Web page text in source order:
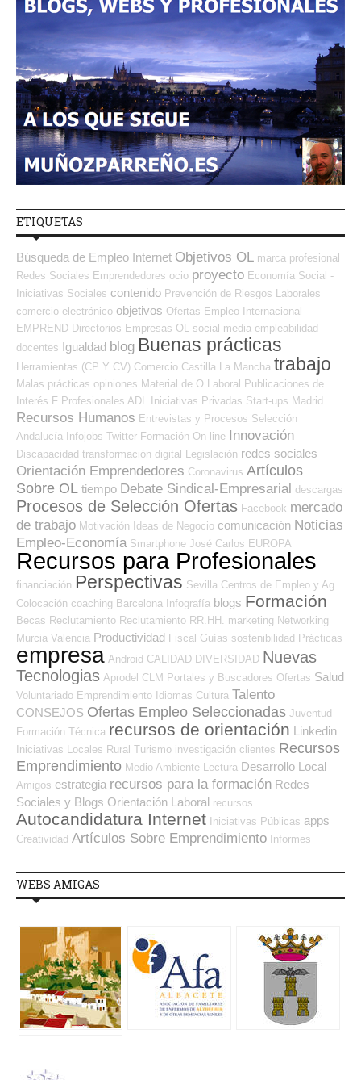
ETIQUETAS
Búsqueda de Empleo Internet Objetivos OL marca profesional
Redes Sociales Emprendedores ocio proyecto Economía Social -
Iniciativas Sociales contenido Prevención de Riesgos Laborales
comercio electrónico objetivos Ofertas Empleo Internacional
EMPREND Directorios Empresas OL social media empleabilidad
docentes Igualdad blog Buenas prácticas
Herramientas (CP Y CV) Comercio Castilla La Mancha trabajo
Malas prácticas opiniones Material de O.Laboral Publicaciones de
Interés F Profesionales ADL Iniciativas Privadas Start-ups Madrid
Recursos Humanos Entrevistas y Procesos Selección
Andalucía Infojobs Twitter Formación On-line Innovación
Discapacidad transformación digital Legislación redes sociales
Orientación Emprendedores Coronavirus Artículos
Sobre OL tiempo Debate Sindical-Empresarial descargas
Procesos de Selección Ofertas Facebook mercado
de trabajo Motivación Ideas de Negocio comunicación Noticias
Empleo-Economía Smartphone José Carlos EUROPA
Recursos para Profesionales
financiación Perspectivas Sevilla Centros de Empleo y Ag.
Colocación coaching Barcelona Infografía blogs Formación
Becas Reclutamiento Reclutamiento RR.HH. marketing Networking
Murcia Valencia Productividad Fiscal Guías sostenibilidad Prácticas
empresa Android CALIDAD DIVERSIDAD Nuevas
Tecnologias Aprodel CLM Portales y Buscadores Ofertas Salud
Voluntariado Emprendimiento Idiomas Cultura Talento
CONSEJOS Ofertas Empleo Seleccionadas Juventud
Formación Técnica recursos de orientación Linkedin
Iniciativas Locales Rural Turismo investigación clientes Recursos
Emprendimiento Medio Ambiente Lectura Desarrollo Local
Amigos estrategia recursos para la formación Redes
Sociales y Blogs Orientación Laboral recursos
Autocandidatura Internet Iniciativas Públicas apps
Creatividad Artículos Sobre Emprendimiento Informes
WEBS AMIGAS